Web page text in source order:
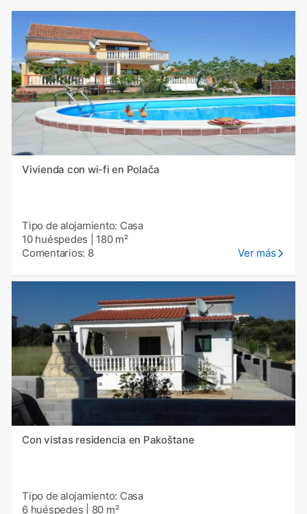
Vivienda con wi-fi en Polača
Tipo de alojamiento: Casa
10 huéspedes
180 m²
Comentarios: 8
Ver más
Con vistas residencia en Pakoštane
Tipo de alojamiento: Casa
6 huéspedes
80 m²